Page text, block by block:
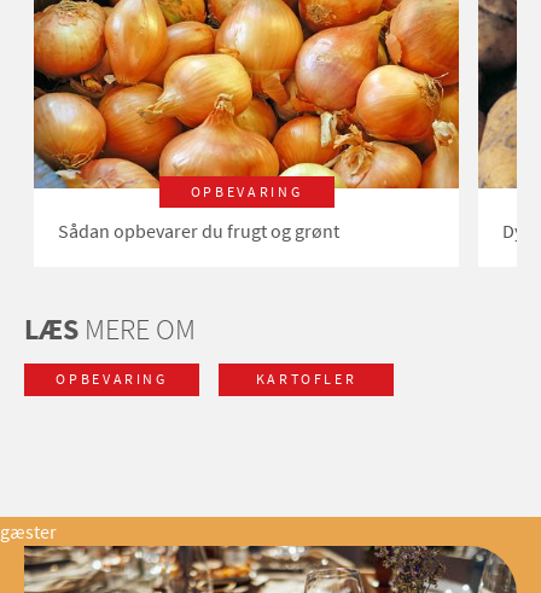
OPBEVARING
Sådan opbevarer du frugt og grønt
LÆS MERE OM
OPBEVARING KARTOFLER
gæster